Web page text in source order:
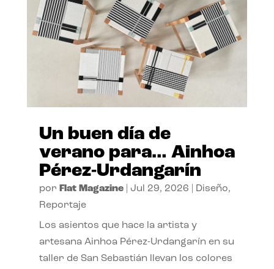
Un buen día de
verano para… Ainhoa
Pérez-Urdangarín
por Flat Magazine| Jul 29, 2026 Diseño,
Reportaje
Los asientos que hace la artista y
artesana Ainhoa Pérez-Urdangarín en su
taller de San Sebastián llevan los colores